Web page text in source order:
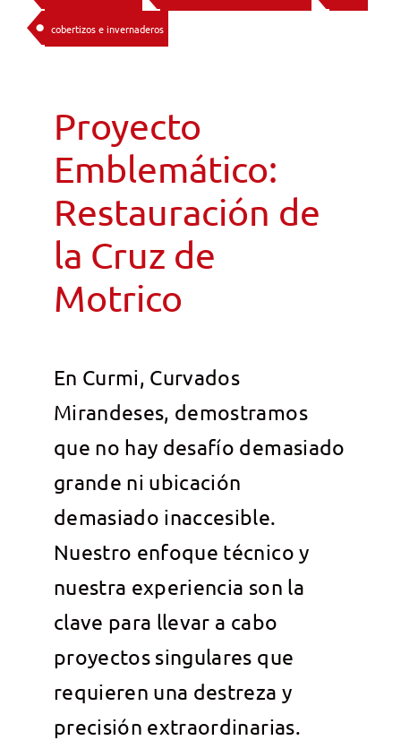
cobertizos e invernaderos
Proyecto
Emblemático:
Restauración de
la Cruz de
Motrico
En Curmi, Curvados
Mirandeses, demostramos
que no hay desafío demasiado
grande ni ubicación
demasiado inaccesible.
Nuestro enfoque técnico y
nuestra experiencia son la
clave para llevar a cabo
proyectos singulares que
requieren una destreza y
precisión extraordinarias.